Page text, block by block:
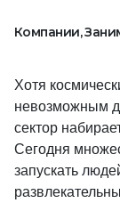
Компании,
Хотя
невозможным
сектор
Сегодня
запускать